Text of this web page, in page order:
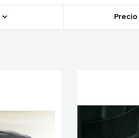
Precio